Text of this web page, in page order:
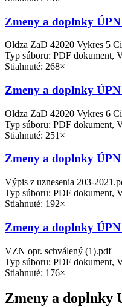
Zmeny a doplnky
Oldza ZaD 42020 Vykres 5
Typ súboru: PDF dokument,
Stiahnuté: 268×
Zmeny a doplnky
Oldza ZaD 42020 Vykres 6
Typ súboru: PDF dokument,
Stiahnuté: 251×
Zmeny a doplnky ÚPN
Výpis z uznesenia 203-
Typ súboru: PDF dokument,
Stiahnuté: 192×
Zmeny a doplnky
VZN opr. schválený (1).pdf
Typ súboru: PDF dokument,
Stiahnuté: 176×
Zmeny a doplnky